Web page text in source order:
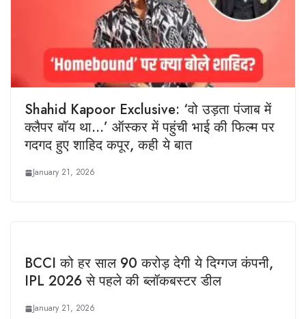
Shahid Kapoor Exclusive: ‘वो उड़ता पंजाब में
क्लैपर बॉय था…’ ऑस्कर में पहुंची भाई की फिल्म पर
गदगद हुए शाहिद कपूर, कही ये बात
January 21, 2026
BCCI को हर साल 90 करोड़ देगी ये दिग्गज कंपनी,
IPL 2026 से पहले की ब्लॉकबस्टर डील
January 21, 2026